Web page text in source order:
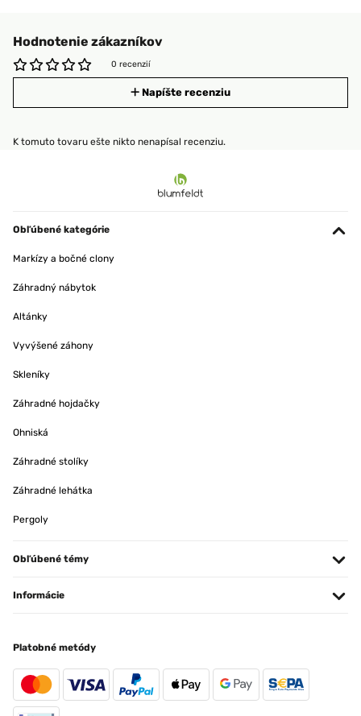
Hodnotenie zákazníkov
0 recenzií
Napíšte recenziu
K tomuto tovaru ešte nikto nenapísal recenziu.
Obľúbené kategórie
Markízy a bočné clony
Záhradný nábytok
Altánky
Vyvýšené záhony
Skleníky
Záhradné hojdačky
Ohniská
Záhradné stolíky
Záhradné lehátka
Pergoly
Obľúbené témy
Informácie
Platobné metódy